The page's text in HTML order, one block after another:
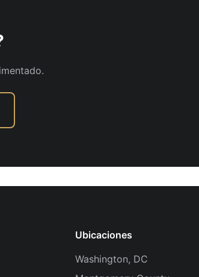
Ubicaciones
Washington, DC